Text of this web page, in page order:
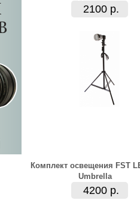
2100 р.
Комплект освещения FST
Umbrella
4200 р.